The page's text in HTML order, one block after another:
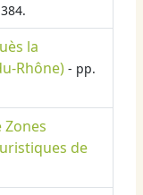
la
Rhône) - pp.
de